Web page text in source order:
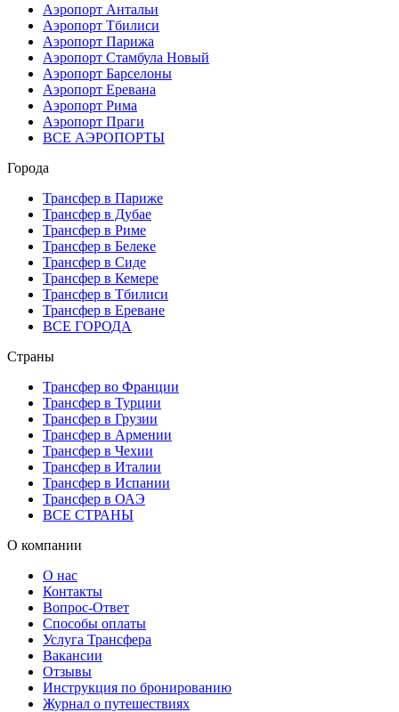
Аэропорт Антальи
Аэропорт Тбилиси
Аэропорт Парижа
Аэропорт Стамбула Новый
Аэропорт Барселоны
Аэропорт Еревана
Аэропорт Рима
Аэропорт Праги
ВСЕ АЭРОПОРТЫ
Города
Трансфер в Париже
Трансфер в Дубае
Трансфер в Риме
Трансфер в Белеке
Трансфер в Сиде
Трансфер в Кемере
Трансфер в Тбилиси
Трансфер в Ереване
ВСЕ ГОРОДА
Страны
Трансфер во Франции
Трансфер в Турции
Трансфер в Грузии
Трансфер в Армении
Трансфер в Чехии
Трансфер в Италии
Трансфер в Испании
Трансфер в ОАЭ
ВСЕ СТРАНЫ
О компании
О нас
Контакты
Вопрос-Ответ
Способы оплаты
Услуга Трансфера
Вакансии
Отзывы
Инструкция по бронированию
Журнал о путешествиях